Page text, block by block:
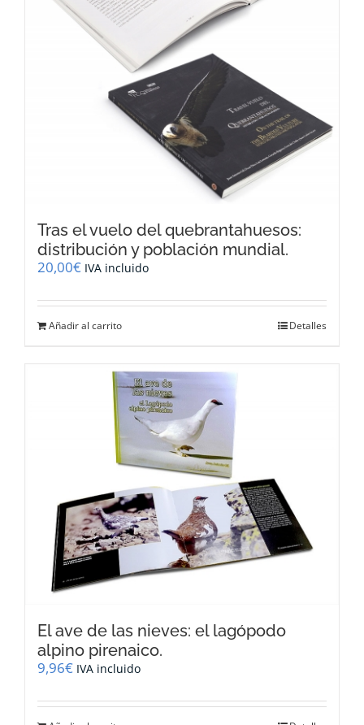
Tras el vuelo del quebrantahuesos:
distribución y población mundial.
20,00€ IVA incluido
Añadir al carrito Detalles
El ave de las nieves: el lagópodo
alpino pirenaico.
9,96€ IVA incluido